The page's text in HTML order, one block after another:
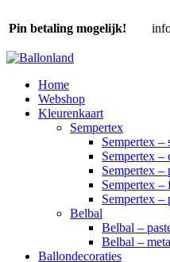
Pin betaling mogelijk!
Home
Webshop
Kleurenkaart
Sempertex
Sempertex –
Sempertex –
Sempertex –
Sempertex –
Sempertex –
Belbal
Belbal –
Belbal –
Ballondecoraties